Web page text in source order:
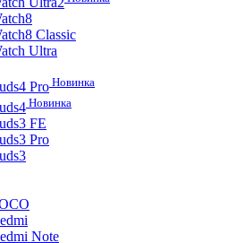
Classic
Ultra
Pro Новинка
Новинка
FE
Pro
Note